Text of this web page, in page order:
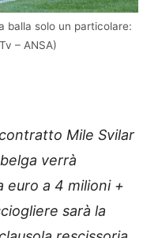
balla solo un particolare:
– ANSA)
Mile Svilar
verrà
euro a 4 milioni +
sarà la